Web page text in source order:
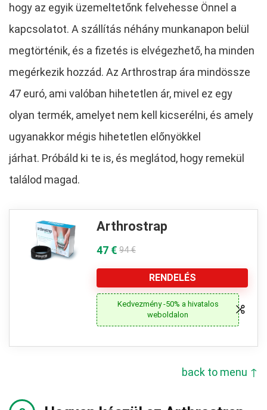
hogy az egyik üzemeltetőnk felvehesse Önnel a
kapcsolatot. A szállítás néhány munkanapon belül
megtörténik, és a fizetés is elvégezhető, ha minden
megérkezik hozzád. Az Arthrostrap ára mindössze
47 euró, ami valóban hihetetlen ár, mivel ez egy
olyan termék, amelyet nem kell kicserélni, és amely
ugyanakkor mégis hihetetlen előnyökkel
járhat. Próbáld ki te is, és meglátod, hogy remekül
találod magad.
Arthrostrap
47 € 94 €
RENDELÉS
Kedvezmény -50% a hivatalos
weboldalon
back to menu ↑